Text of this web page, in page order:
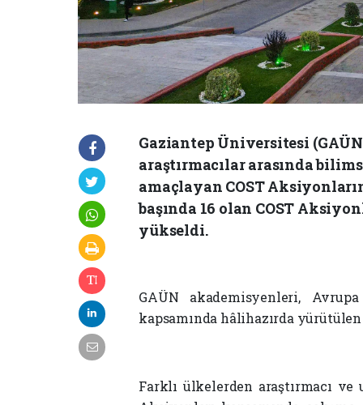
Gaziantep Üniversitesi
araştırmacılar arasında
amaçlayan COST
başında 16 olan COST
yükseldi.
GAÜN akademisyenleri,
kapsamında hâlihazırda
Farklı ülkelerden araştırmacı ve